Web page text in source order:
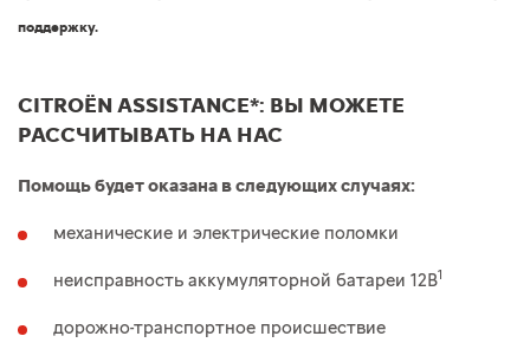
поддержку.
CITROЁN ASSISTANCE*: ВЫ МОЖЕТЕ
РАССЧИТЫВАТЬ НА НАС
Помощь будет оказана в следующих случаях:
механические и электрические поломки
неисправность аккумуляторной батареи 12В1
дорожно-транспортное происшествие